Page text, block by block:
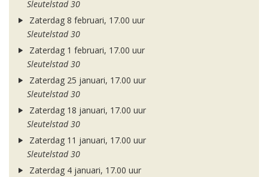
Sleutelstad 30
Zaterdag 8 februari, 17.00 uur
Sleutelstad 30
Zaterdag 1 februari, 17.00 uur
Sleutelstad 30
Zaterdag 25 januari, 17.00 uur
Sleutelstad 30
Zaterdag 18 januari, 17.00 uur
Sleutelstad 30
Zaterdag 11 januari, 17.00 uur
Sleutelstad 30
Zaterdag 4 januari, 17.00 uur